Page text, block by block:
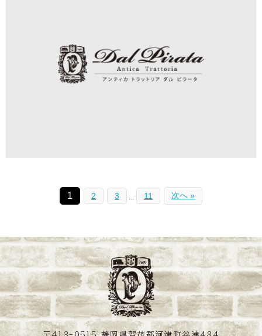
1 2 3 … 11 次へ »